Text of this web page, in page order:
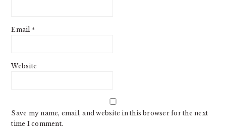
Email *
Website
Save my name, email, and website in this browser for the next
time I comment.